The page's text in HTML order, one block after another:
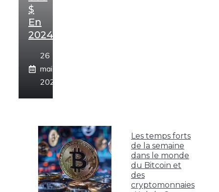
$
En
2024
26
mai
2024
Les temps forts
de la semaine
dans le monde
du Bitcoin et
des
cryptomonnaies